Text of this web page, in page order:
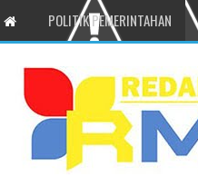
POLITIK PEMERINTAHAN